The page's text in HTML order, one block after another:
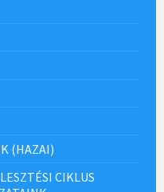
(HAZAI)
CIKLUS